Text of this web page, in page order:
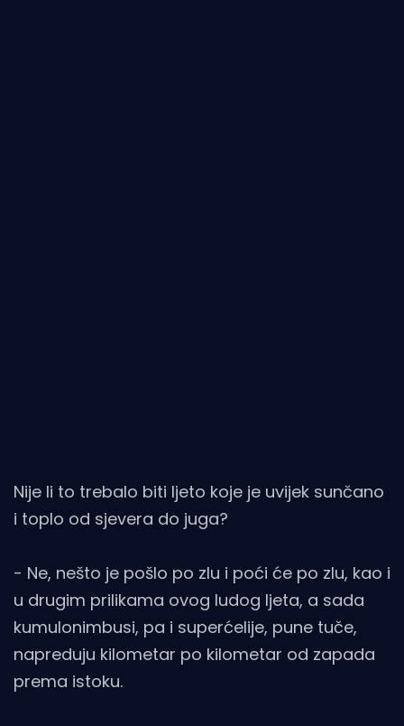
Nije li to trebalo biti ljeto koje je uvijek sunčano
i toplo od sjevera do juga?
- Ne, nešto je pošlo po zlu i poći će po zlu, kao i
u drugim prilikama ovog ludog ljeta, a sada
kumulonimbusi, pa i superćelije, pune tuče,
napreduju kilometar po kilometar od zapada
prema istoku.